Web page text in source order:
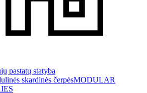
pastatų statyba
skardinės čerpėsMODULAR